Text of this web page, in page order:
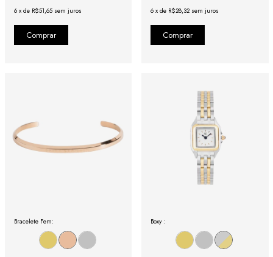
6 x de R$51,65 sem juros 6 x de R$28,32 sem juros
Bracelete Fem: Boxy :